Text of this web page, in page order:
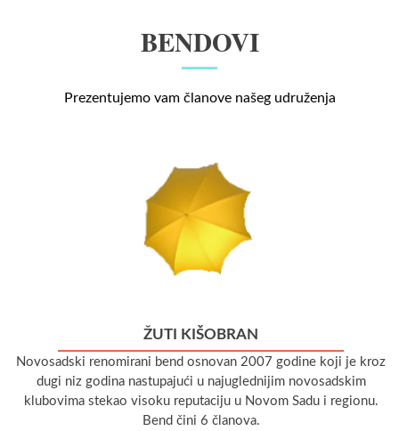
BENDOVI
Prezentujemo vam članove našeg udruženja
ŽUTI KIŠOBRAN
Novosadski renomirani bend osnovan 2007 godine koji je kroz
dugi niz godina nastupajući u najuglednijim novosadskim
klubovima stekao visoku reputaciju u Novom Sadu i regionu.
Bend čini 6 članova.